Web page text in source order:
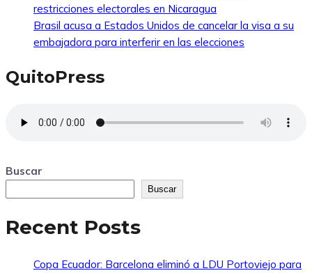
restricciones electorales en Nicaragua
Brasil acusa a Estados Unidos de cancelar la visa a su
embajadora para interferir en las elecciones
QuitoPress
Buscar
Buscar
Recent Posts
Copa Ecuador: Barcelona eliminó a LDU Portoviejo para